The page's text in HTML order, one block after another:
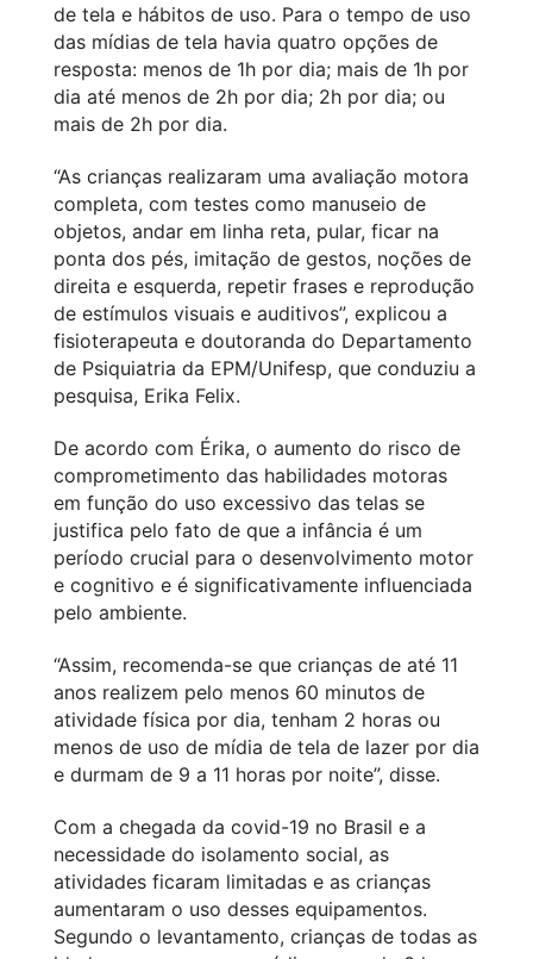
de tela e hábitos de uso. Para o tempo de uso
das mídias de tela havia quatro opções de
resposta: menos de 1h por dia; mais de 1h por
dia até menos de 2h por dia; 2h por dia; ou
mais de 2h por dia.
“As crianças realizaram uma avaliação motora
completa, com testes como manuseio de
objetos, andar em linha reta, pular, ficar na
ponta dos pés, imitação de gestos, noções de
direita e esquerda, repetir frases e reprodução
de estímulos visuais e auditivos”, explicou a
fisioterapeuta e doutoranda do Departamento
de Psiquiatria da EPM/Unifesp, que conduziu a
pesquisa, Erika Felix.
De acordo com Érika, o aumento do risco de
comprometimento das habilidades motoras
em função do uso excessivo das telas se
justifica pelo fato de que a infância é um
período crucial para o desenvolvimento motor
e cognitivo e é significativamente influenciada
pelo ambiente.
“Assim, recomenda-se que crianças de até 11
anos realizem pelo menos 60 minutos de
atividade física por dia, tenham 2 horas ou
menos de uso de mídia de tela de lazer por dia
e durmam de 9 a 11 horas por noite”, disse.
Com a chegada da covid-19 no Brasil e a
necessidade do isolamento social, as
atividades ficaram limitadas e as crianças
aumentaram o uso desses equipamentos.
Segundo o levantamento, crianças de todas as